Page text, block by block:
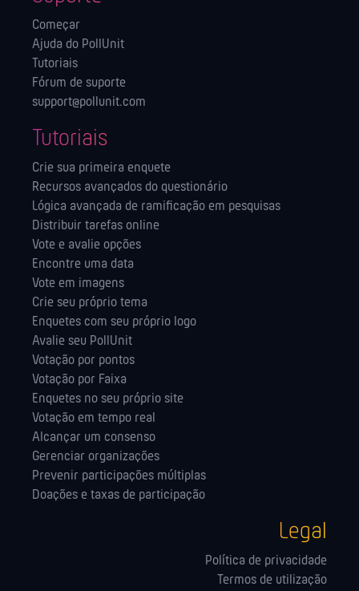
Começar
Ajuda do PollUnit
Tutoriais
Fórum de suporte
support@pollunit.com
Tutoriais
Crie sua primeira enquete
Recursos avançados do questionário
Lógica avançada de ramificação em pesquisas
Distribuir tarefas online
Vote e avalie opções
Encontre uma data
Vote em imagens
Crie seu próprio tema
Enquetes com seu próprio logo
Avalie seu PollUnit
Votação por pontos
Votação por Faixa
Enquetes no seu próprio site
Votação em tempo real
Alcançar um consenso
Gerenciar organizações
Prevenir participações múltiplas
Doações e taxas de participação
Legal
Política de privacidade
Termos de utilização